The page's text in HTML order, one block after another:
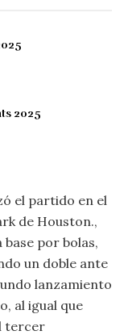
2025
el partido en el
de Houston.,
base por bolas,
un doble ante
lanzamiento
al igual que
tercer